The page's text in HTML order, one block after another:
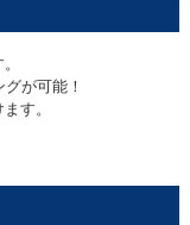
が可能！
す。